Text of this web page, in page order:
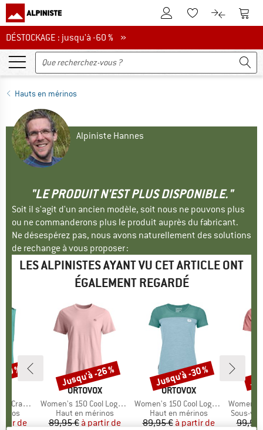
Vers le compte client
Vers la liste
Vers le
DÉSTOCKAGE : jusqu'à -60 %
DÉSTOCKAGE : jusqu'à -60 % »
Hauts en mérinos
Alpiniste Hannes
"LE PRODUIT N'EST PLUS DISPONIBLE."
Soit il s'agit d'un ancien modèle, soit nous ne pouvons plus
ou ne commanderons plus le produit auprès du fabricant.
Ne désespérez pas, nous avons naturellement des solutions
de rechange à vous proposer :
LES ALPINISTES AYANT VU CET ARTICLE ONT
ÉGALEMENT REGARDÉ
Top
réduit
de
%
MARQUE
ORTOVOX
Article
Women's 150 Cool Logo Staple T-Shirt
Product group
Haut en mérinos
Prix
89,95 € Prix réduit
à partir de
Remise
Jusqu'à -26 %
MARQUE
ORTOVOX
Article
Women's 150 Cool Logo T-Shirt
Product group
Haut en mérinos
Prix
89,95 € Prix réduit
à partir de
Remise
Jusqu'à -30 %
Article
Women's 185
Product
Sous-
99,95